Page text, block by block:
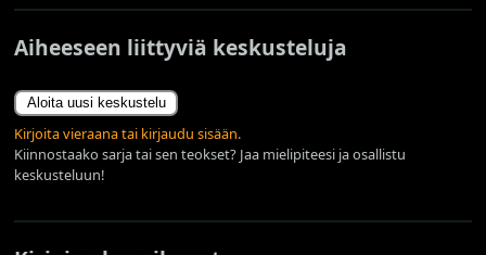
Aiheeseen liittyviä keskusteluja
Aloita uusi keskustelu
Kirjoita vieraana tai kirjaudu sisään.
Kiinnostaako sarja tai sen teokset? Jaa mielipiteesi ja osallistu
keskusteluun!